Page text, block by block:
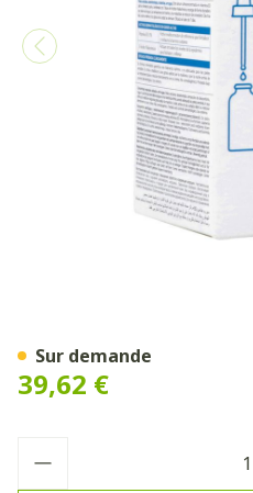
39,62 €
Sur demande